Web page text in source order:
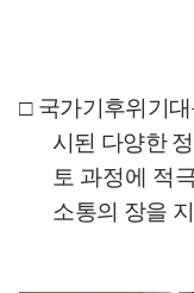
□ 국가기후위기
시된 다양한
토 과정에 적
소통의 장을